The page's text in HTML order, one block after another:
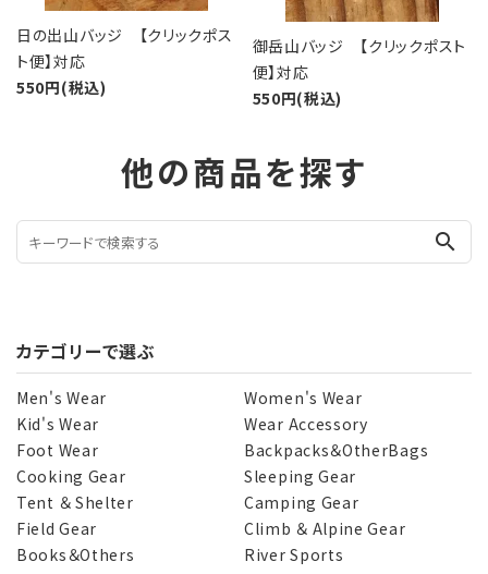
日の出山バッジ 【クリックポス
ト便】対応
550円(税込)
御岳山バッジ 【クリックポスト
便】対応
550円(税込)
他の商品を探す
search
カテゴリーで選ぶ
Men's Wear
Women's Wear
Kid's Wear
Wear Accessory
Foot Wear
Backpacks＆OtherBags
Cooking Gear
Sleeping Gear
Tent ＆ Shelter
Camping Gear
Field Gear
Climb ＆ Alpine Gear
Books＆Others
River Sports